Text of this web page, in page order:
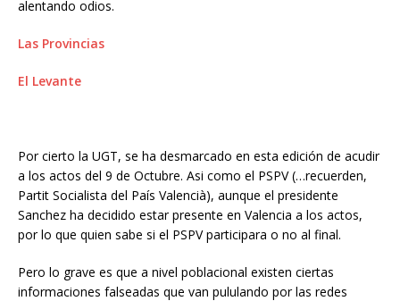
alentando odios.
Las Provincias
El Levante
Por cierto la UGT, se ha desmarcado en esta edición de acudir
a los actos del 9 de Octubre. Asi como el PSPV (…recuerden,
Partit Socialista del País Valencià), aunque el presidente
Sanchez ha decidido estar presente en Valencia a los actos,
por lo que quien sabe si el PSPV participara o no al final.
Pero lo grave es que a nivel poblacional existen ciertas
informaciones falseadas que van pululando por las redes